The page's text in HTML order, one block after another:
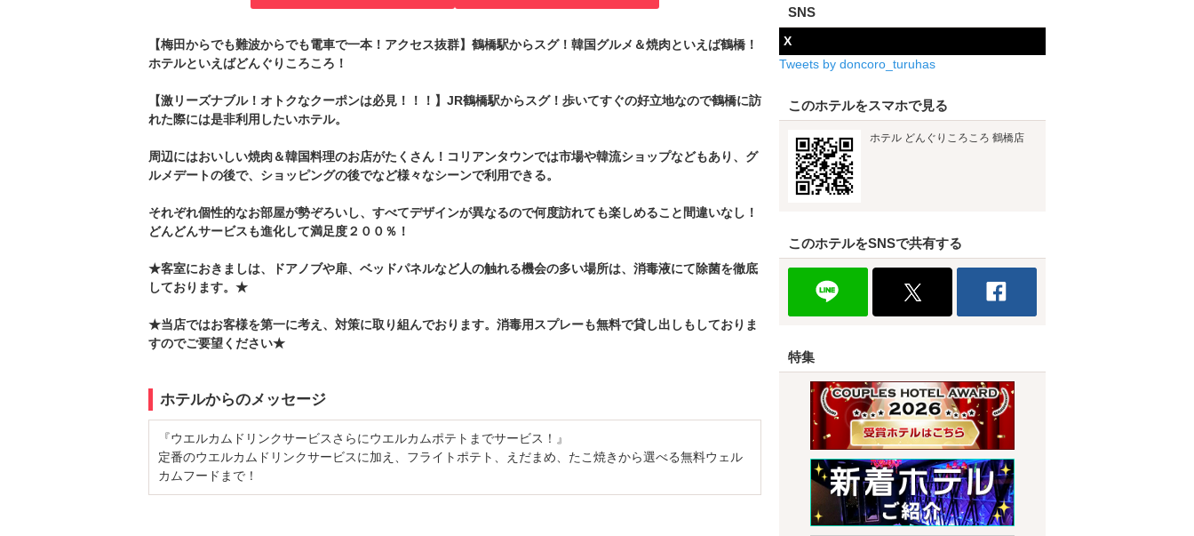
【梅田からでも難波からでも電車で一本！アクセス抜群】鶴橋駅からスグ！韓国グルメ＆焼肉といえば鶴橋！
ホテルといえばどんぐりころころ！
【激リーズナブル！オトクなクーポンは必見！！！】JR鶴橋駅からスグ！歩いてすぐの好立地なので鶴橋に訪
れた際には是非利用したいホテル。
周辺にはおいしい焼肉＆韓国料理のお店がたくさん！コリアンタウンでは市場や韓流ショップなどもあり、グ
ルメデートの後で、ショッピングの後でなど様々なシーンで利用できる。
それぞれ個性的なお部屋が勢ぞろいし、すべてデザインが異なるので何度訪れても楽しめること間違いなし！
どんどんサービスも進化して満足度２００％！
★客室におきましは、ドアノブや扉、ベッドパネルなど人の触れる機会の多い場所は、消毒液にて除菌を徹底
しております。★
★当店ではお客様を第一に考え、対策に取り組んでおります。消毒用スプレーも無料で貸し出しもしておりま
すのでご要望ください★
ホテルからのメッセージ
『ウエルカムドリンクサービスさらにウエルカムポテトまでサービス！』
定番のウエルカムドリンクサービスに加え、フライトポテト、えだまめ、たこ焼きから選べる無料ウェル
カムフードまで！
SNS
X
Tweets by doncoro_turuhas
このホテルをスマホで見る
ホテル どんぐりころころ 鶴橋店
このホテルをSNSで共有する
特集